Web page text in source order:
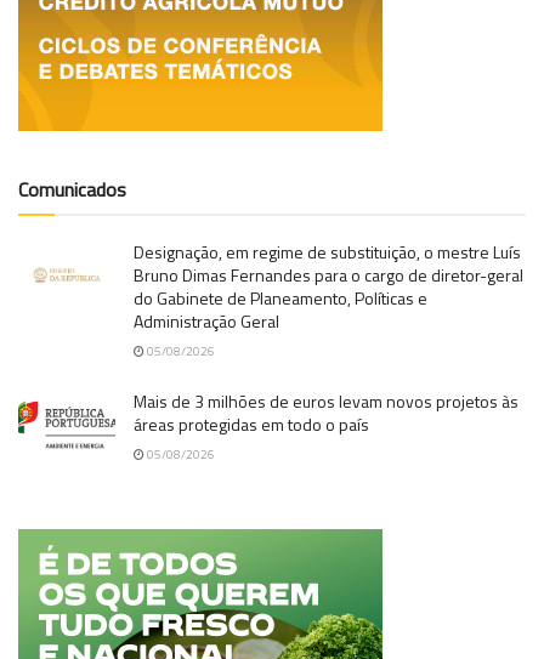
Comunicados
Designação, em regime de substituição, o mestre Luís
Bruno Dimas Fernandes para o cargo de diretor-geral
do Gabinete de Planeamento, Políticas e
Administração Geral
05/08/2026
Mais de 3 milhões de euros levam novos projetos às
áreas protegidas em todo o país
05/08/2026